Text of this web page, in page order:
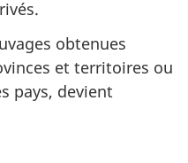
obtenues
et territoires ou
pays, devient